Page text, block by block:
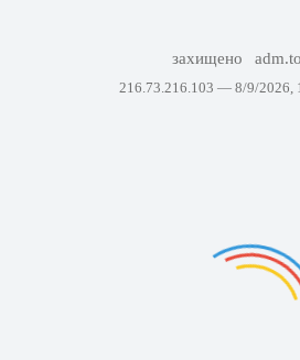
захищено
216.73.216.103 — 8/9/2026,